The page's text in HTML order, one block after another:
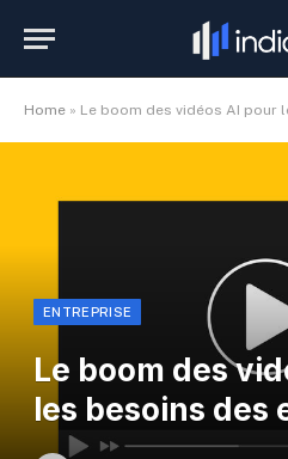
Home » Le boom des vidéos AI pour
ENTREPRISE
Le boom des
les besoins des